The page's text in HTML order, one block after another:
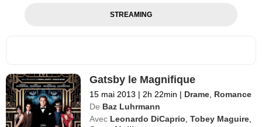
STREAMING
Gatsby le Magnifique
15 mai 2013 | 2h 22min | Drame Romance
De Baz Luhrmann
Avec Leonardo DiCaprio ,Tobey Maguire